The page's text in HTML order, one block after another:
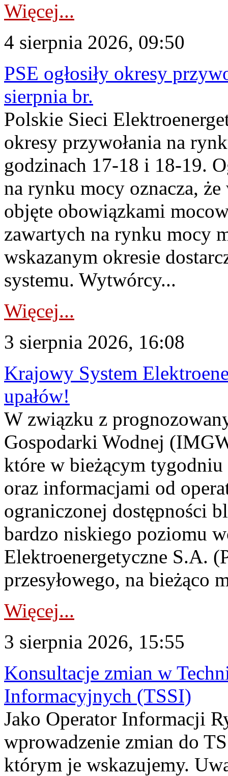
Więcej...
4 sierpnia 2026, 09:50
PSE ogłosiły okresy
sierpnia br.
Polskie Sieci
okresy przywołania na
godzinach 17-18 i 18-19.
na rynku mocy oznacza,
objęte obowiązkami
zawartych na rynku mocy
wskazanym okresie
systemu. Wytwórcy...
Więcej...
3 sierpnia 2026, 16:08
Krajowy System
upałów!
W związku z
Gospodarki Wodnej
które w bieżącym tygodniu
oraz informacjami od
ograniczonej dostępności
bardzo niskiego poziomu
Elektroenergetyczne S.A.
przesyłowego, na bieżąco
Więcej...
3 sierpnia 2026, 15:55
Konsultacje zmian w
Informacyjnych (TSSI)
Jako Operator Informacji
wprowadzenie zmian do
którym je wskazujemy.